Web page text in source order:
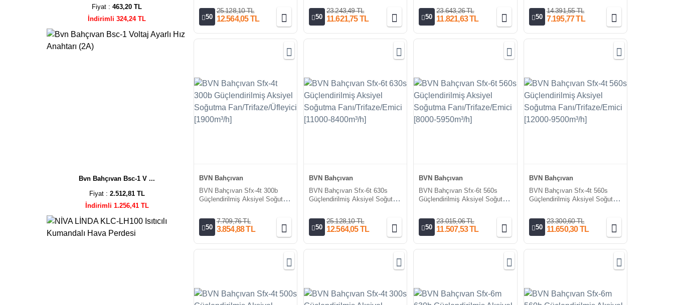
Fiyat :463,20 TL
İndirimli 324,24 TL
Bvn Bahçıvan Bsc-1 V ...
Fiyat : 2.512,81 TL
İndirimli 1.256,41 TL
50
25.128,10 TL
12.564,05 TL
50
23.243,49 TL
11.621,75 TL
50
23.643,26 TL
11.821,63 TL
50
14.391,55 TL
7.195,77 TL
BVN Bahçıvan
BVN Bahçıvan Sfx-4t 300b
Güçlendirilmiş Aksiyel Soğutma
50
7.709,76 TL
3.854,88 TL
BVN Bahçıvan
BVN Bahçıvan Sfx-6t 630s
Güçlendirilmiş Aksiyel Soğutma
50
25.128,10 TL
12.564,05 TL
BVN Bahçıvan
BVN Bahçıvan Sfx-6t 560s
Güçlendirilmiş Aksiyel Soğutma
50
23.015,06 TL
11.507,53 TL
BVN Bahçıvan
BVN Bahçıvan Sfx-4t 560s
Güçlendirilmiş Aksiyel Soğutma
50
23.300,60 TL
11.650,30 TL